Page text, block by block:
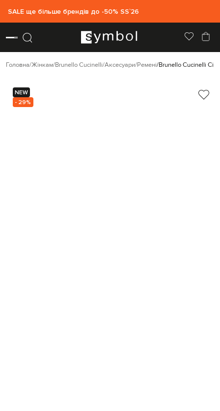
SALE ще більше брендів до -50% SS`26
Головна Жінкам Brunello Cucinelli Аксесуари Ремені Brunello Cucinelli
NEW
- 29%